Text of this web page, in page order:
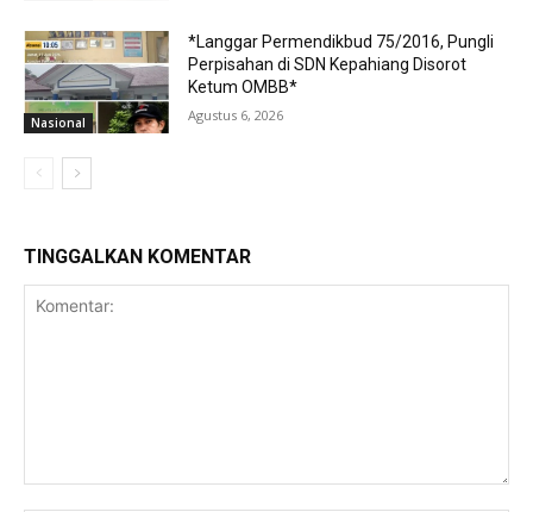
Nasional
*Langgar Permendikbud 75/2016, Pungli
Perpisahan di SDN Kepahiang Disorot
Ketum OMBB*
Agustus 6, 2026
TINGGALKAN KOMENTAR